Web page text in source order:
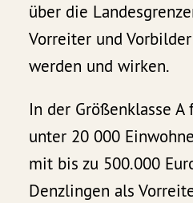
über die
Vorreiter und
werden und wirken.
In der Größenklasse A
unter 20 000
mit bis zu 500.000
Denzlingen als